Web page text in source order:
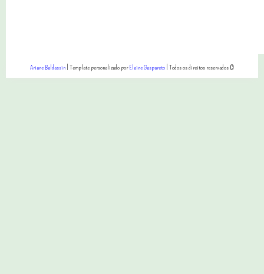
Ariane Baldassin| Template personalizado porElaine Gaspareto| Todos os direitos reservados ©